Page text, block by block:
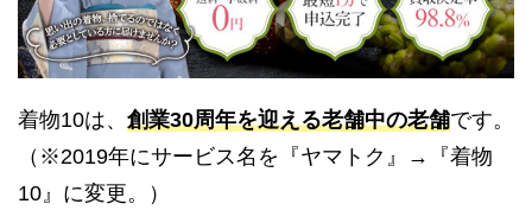
着物10は、 創業30周年を迎える老舗中の老舗です。
（※2019年にサービス名を『ヤマトク』→『着物
10』に変更。）